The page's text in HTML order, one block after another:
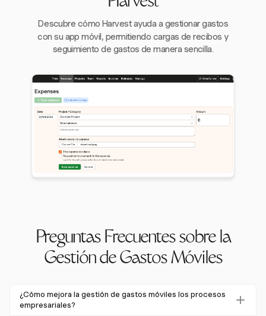
Descubre cómo Harvest ayuda a gestionar gastos
con su app móvil, permitiendo cargas de recibos y
seguimiento de gastos de manera sencilla.
Preguntas Frecuentes sobre la
Gestión de Gastos Móviles
¿Cómo mejora la gestión de gastos móviles los procesos
empresariales?